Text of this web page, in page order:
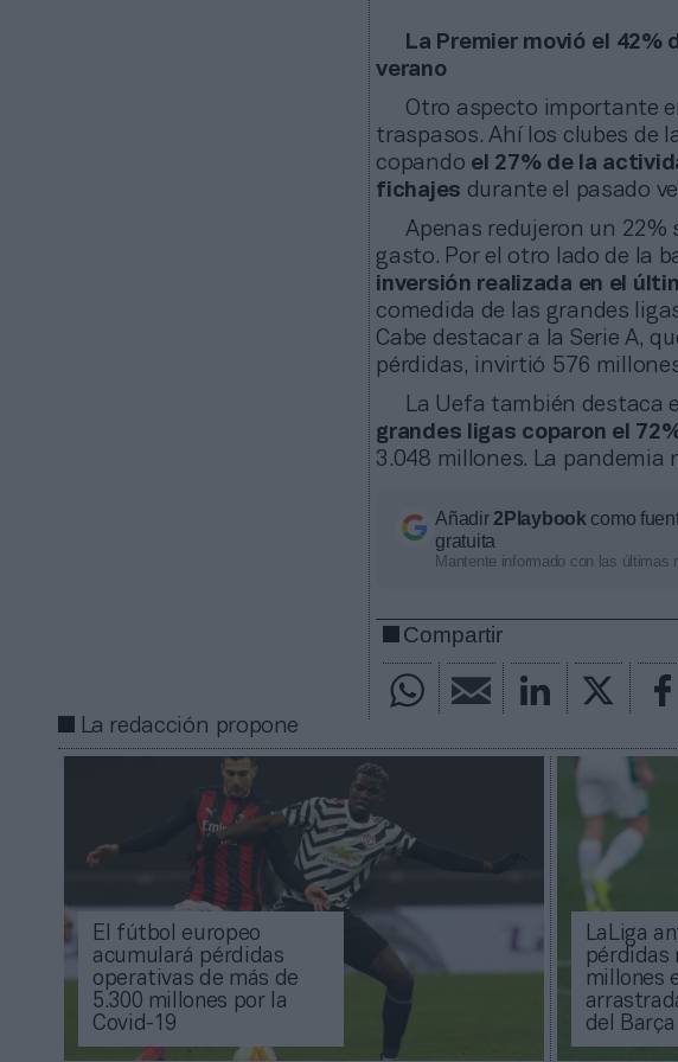
La Premier movió el
verano
Otro aspecto importante
traspasos. Ahí los clubes de
copando el 27% de la
fichajes durante el pasado
Apenas redujeron un 22%
gasto. Por el otro lado de la
inversión realizada en el
comedida de las grandes
Cabe destacar a la Serie A,
pérdidas, invirtió 576
La Uefa también destaca
grandes ligas coparon el
3.048 millones. La pandemia
Añadir2Playbook como
gratuita
Mantente informado con las últimas
Compartir
La redacción propone
El fútbol europeo
acumulará pérdidas
operativas de más de
5.300 millones por la
Covid-19
LaLiga
pérdidas
millones
del Barça